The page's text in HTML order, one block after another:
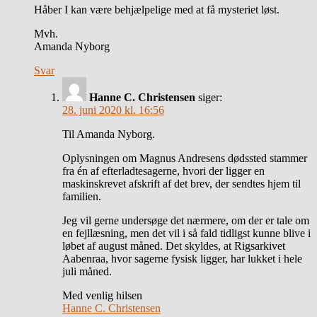
Håber I kan være behjælpelige med at få mysteriet løst.
Mvh.
Amanda Nyborg
Svar
Hanne C. Christensen siger:
28. juni 2020 kl. 16:56
Til Amanda Nyborg.
Oplysningen om Magnus Andresens dødssted stammer
fra én af efterladtesagerne, hvori der ligger en
maskinskrevet afskrift af det brev, der sendtes hjem til
familien.
Jeg vil gerne undersøge det nærmere, om der er tale om
en fejllæsning, men det vil i så fald tidligst kunne blive i
løbet af august måned. Det skyldes, at Rigsarkivet
Aabenraa, hvor sagerne fysisk ligger, har lukket i hele
juli måned.
Med venlig hilsen
Hanne C. Christensen